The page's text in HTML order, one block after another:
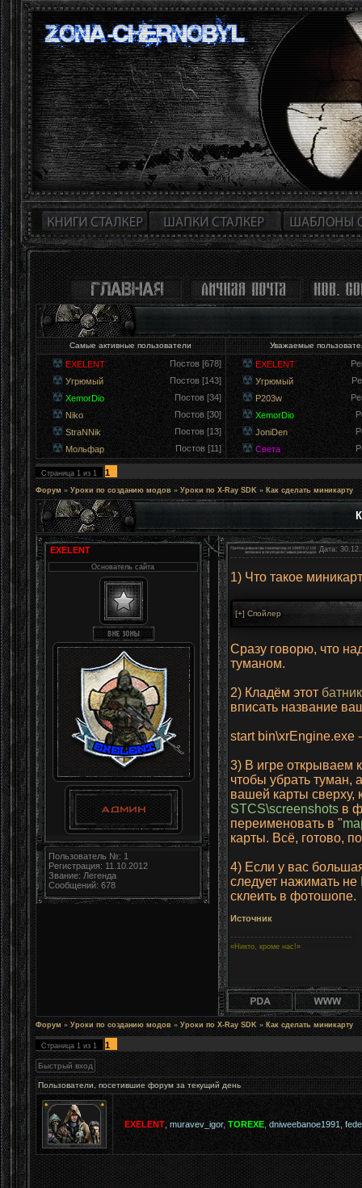
Самые активные пользователи Уважаемые
EXELENT
Постов [678]
Угрюмый
Постов [143]
XemorDio
Постов [34]
Niko
Постов [30]
StraNNik
Постов [13]
Мольфар
Постов [11]
EXELENT
Угрюмый
P203w
XemorDio
JoniDen
Света
Страница 1 из 1 1
Форум » Уроки по созданию модов » Уроки по X-Ray SDK » Как сделать миникарту
EXELENT
Основатель сайта
Пользователь №: 1
Регистрация: 11.10.2012
Звание: Легенда
Сообщений: 678
Дата:
1) Что такое
Сразу говорю, что
туманом.
2) Кладём этот батник
вписать название
start bin\xrEngine.exe
3) В игре открываем
чтобы убрать туман,
вашей карты сверху,
STCS\screenshots в
переименовать в "
карты. Всё, готово,
4) Если у вас
следует нажимать не
склеить в фотошопе.
Источник
«Никто, кроме нас!»
Форум » Уроки по созданию модов » Уроки по X-Ray SDK » Как сделать миникарту
Страница 1 из 1 1
Пользователи, посетившие форум за текущий день
EXELENT ,muravev_igor, TOREXE, dniweebanoe1991